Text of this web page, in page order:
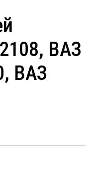
ВАЗ
ВАЗ